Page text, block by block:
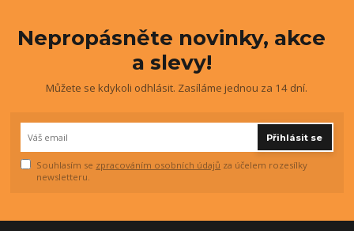
Nepropásněte novinky, akce
a slevy!
Můžete se kdykoli odhlásit. Zasíláme jednou za 14 dní.
Přihlásit se
Souhlasím se zpracováním osobních údajů za účelem rozesílky
newsletteru.